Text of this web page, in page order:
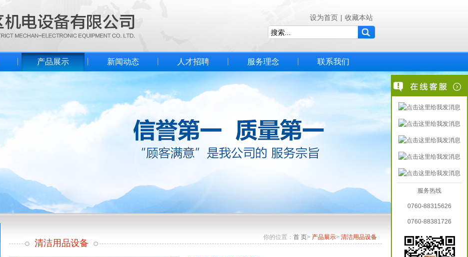
设为首页 | 收藏本站
产品展示 新闻动态 人才招聘 服务理念 联系我们
你的位置： 首 页> 产品展示> 清洁用品设备
清洁用品设备
服务热线
0760-88315626
0760-88381726